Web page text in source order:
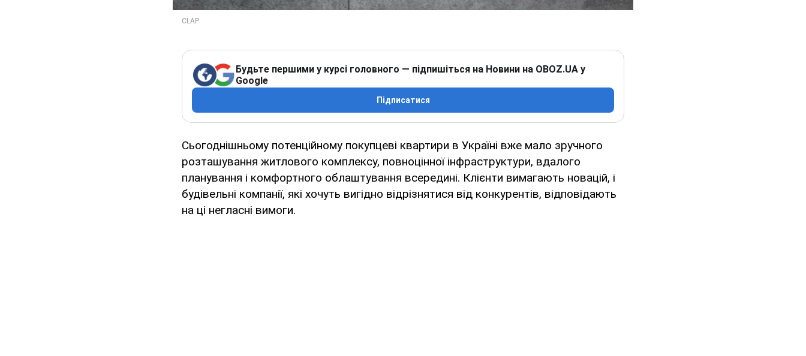
Будьте першими у курсі головного — підпишіться на Новини на OBOZ.UA у
Google
Підписатися
Сьогоднішньому потенційному покупцеві квартири в Україні вже мало зручного
розташування житлового комплексу, повноцінної інфраструктури, вдалого
планування і комфортного облаштування всередині. Клієнти вимагають новацій, і
будівельні компанії, які хочуть вигідно відрізнятися від конкурентів, відповідають
на ці негласні вимоги.